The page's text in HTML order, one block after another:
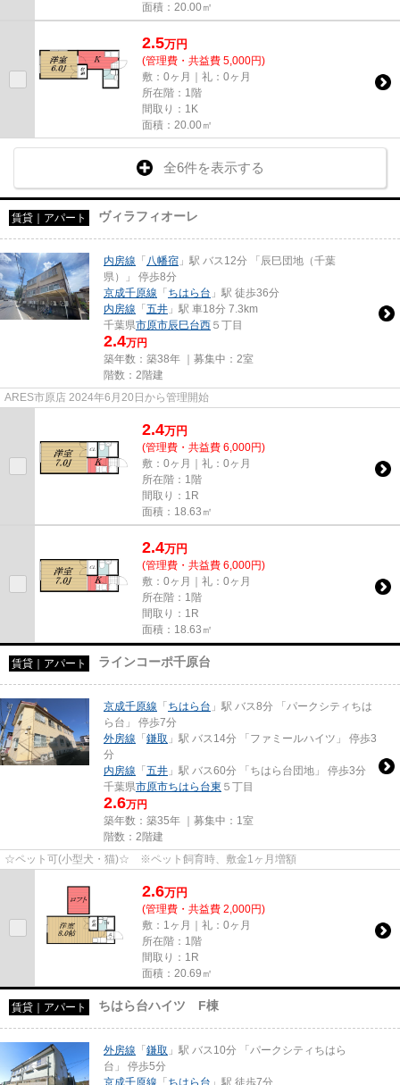
面積：20.00㎡
2.5万円
(管理費・共益費 5,000円)
敷：0ヶ月｜礼：0ヶ月
所在階：1階
間取り：1K
面積：20.00㎡
全6件を表示する
賃貸｜アパート ヴィラフィオーレ
内房線 「 八幡宿 」駅 バス12分 「辰巳団地（千葉
県）」 停歩8分
京成千原線 「ちはら台 」駅 徒歩36分
内房線 「五井 」駅 車18分 7.3km
千葉県市原市辰巳台西 ５丁目
2.4万円
築年数：築38年 ｜募集中： 2室
階数：2階建
ARES市原店 2024年6月20日から管理開始
2.4万円
(管理費・共益費 6,000円)
敷：0ヶ月｜礼：0ヶ月
所在階：1階
間取り：1R
面積：18.63㎡
2.4万円
(管理費・共益費 6,000円)
敷：0ヶ月｜礼：0ヶ月
所在階：1階
間取り：1R
面積：18.63㎡
賃貸｜アパート ラインコーポ千原台
京成千原線 「ちはら台 」駅 バス8分 「パークシティちは
ら台」 停歩7分
外房線 「鎌取 」駅 バス14分 「ファミールハイツ」 停歩3
分
内房線 「五井 」駅 バス60分 「ちはら台団地」 停歩3分
千葉県市原市ちはら台東 ５丁目
2.6万円
築年数：築35年 ｜募集中： 1室
階数：2階建
☆ペット可(小型犬・猫)☆ ※ペット飼育時、敷金1ヶ月増額
2.6万円
(管理費・共益費 2,000円)
敷：1ヶ月｜礼：0ヶ月
所在階：1階
間取り：1R
面積：20.69㎡
賃貸｜アパート ちはら台ハイツ F棟
外房線 「鎌取 」駅 バス10分 「パークシティちはら
台」 停歩5分
京成千原線 「ちはら台 」駅 徒歩7分